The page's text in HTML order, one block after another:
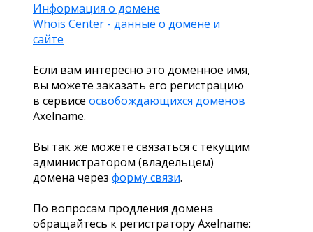
Информация о домене
Whois Center - данные о домене и
сайте
Если вам интересно это доменное имя,
вы можете заказать его регистрацию
в сервисе освобождающихся доменов
Axelname.
Вы так же можете связаться с текущим
администратором (владельцем)
домена через форму связи.
По вопросам продления домена
обращайтесь к регистратору Axelname: